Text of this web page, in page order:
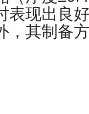
表现出良
，其制备